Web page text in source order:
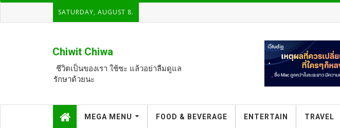
SATURDAY, AUGUST 8.
Chiwit Chiwa
ชีวิตเป็นของเรา ใช้ซะ แล้วอย่าลืมดูแล
รักษาด้วยนะ
MEGA MENU FOOD & BEVERAGE ENTERTAIN TRAVEL